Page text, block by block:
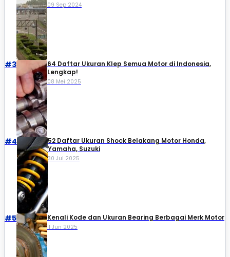
09 Sep 2024
#3
64 Daftar Ukuran Klep Semua Motor di Indonesia,
Lengkap!
08 Mei 2025
#4
52 Daftar Ukuran Shock Belakang Motor Honda,
Yamaha, Suzuki​
30 Jul 2025
#5 Kenali Kode dan Ukuran Bearing Berbagai Merk Motor
11 Jun 2025